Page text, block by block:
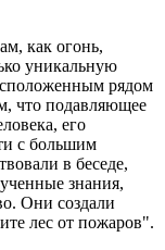
как огонь,
уникальную
рядом
что подавляющее
его
с большим
в беседе,
знания,
Они создали
лес от пожаров".